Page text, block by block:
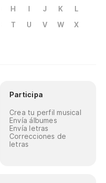
H I J K
L
T U V W
X
Participa
Crea tu perfil musical
Envía álbumes
Envía letras
Correcciones de
letras